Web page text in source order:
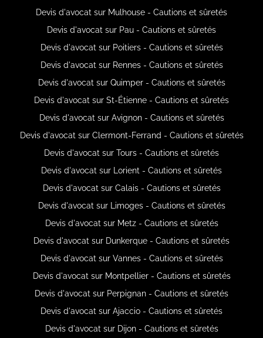
Devis d'avocat sur Mulhouse - Cautions et sûretés
Devis d'avocat sur Pau - Cautions et sûretés
Devis d'avocat sur Poitiers - Cautions et sûretés
Devis d'avocat sur Rennes - Cautions et sûretés
Devis d'avocat sur Quimper - Cautions et sûretés
Devis d'avocat sur St-Étienne - Cautions et sûretés
Devis d'avocat sur Avignon - Cautions et sûretés
Devis d'avocat sur Clermont-Ferrand - Cautions et sûretés
Devis d'avocat sur Tours - Cautions et sûretés
Devis d'avocat sur Lorient - Cautions et sûretés
Devis d'avocat sur Calais - Cautions et sûretés
Devis d'avocat sur Limoges - Cautions et sûretés
Devis d'avocat sur Metz - Cautions et sûretés
Devis d'avocat sur Dunkerque - Cautions et sûretés
Devis d'avocat sur Vannes - Cautions et sûretés
Devis d'avocat sur Montpellier - Cautions et sûretés
Devis d'avocat sur Perpignan - Cautions et sûretés
Devis d'avocat sur Ajaccio - Cautions et sûretés
Devis d'avocat sur Dijon - Cautions et sûretés